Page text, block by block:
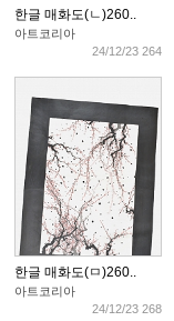
한글 매화도(ㄴ)260..
아트코리아
24/12/23 264
한글 매화도(ㅁ)260..
아트코리아
24/12/23 268